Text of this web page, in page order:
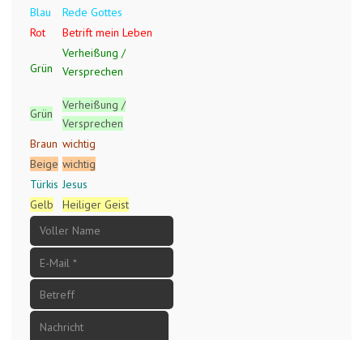
Blau
Rede Gottes
Rot
Betrift mein Leben
Grün
Verheißung /
Versprechen
Grün
Verheißung /
Versprechen
Braun wichtig
Beige wichtig
Türkis Jesus
Gelb
Heiliger Geist